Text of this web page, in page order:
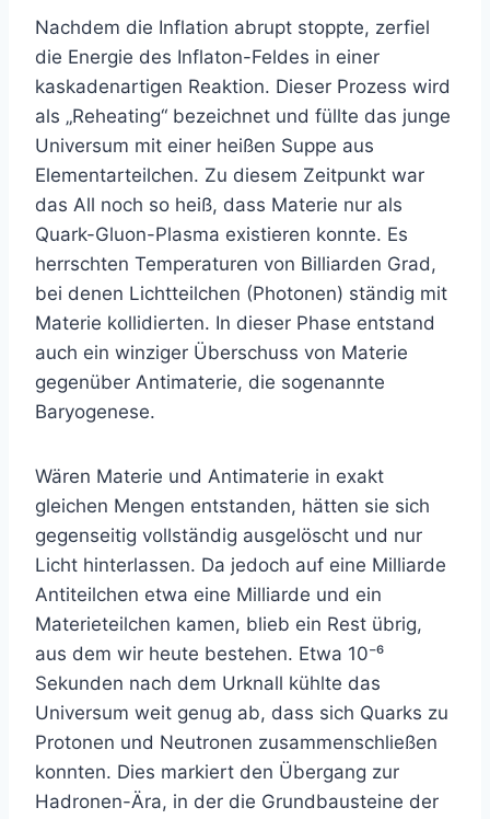
Nachdem die Inflation abrupt stoppte, zerfiel
die Energie des Inflaton-Feldes in einer
kaskadenartigen Reaktion. Dieser Prozess wird
als „Reheating“ bezeichnet und füllte das junge
Universum mit einer heißen Suppe aus
Elementarteilchen. Zu diesem Zeitpunkt war
das All noch so heiß, dass Materie nur als
Quark-Gluon-Plasma existieren konnte. Es
herrschten Temperaturen von Billiarden Grad,
bei denen Lichtteilchen (Photonen) ständig mit
Materie kollidierten. In dieser Phase entstand
auch ein winziger Überschuss von Materie
gegenüber Antimaterie, die sogenannte
Baryogenese.
Wären Materie und Antimaterie in exakt
gleichen Mengen entstanden, hätten sie sich
gegenseitig vollständig ausgelöscht und nur
Licht hinterlassen. Da jedoch auf eine Milliarde
Antiteilchen etwa eine Milliarde und ein
Materieteilchen kamen, blieb ein Rest übrig,
aus dem wir heute bestehen. Etwa 10⁻⁶
Sekunden nach dem Urknall kühlte das
Universum weit genug ab, dass sich Quarks zu
Protonen und Neutronen zusammenschließen
konnten. Dies markiert den Übergang zur
Hadronen-Ära, in der die Grundbausteine der